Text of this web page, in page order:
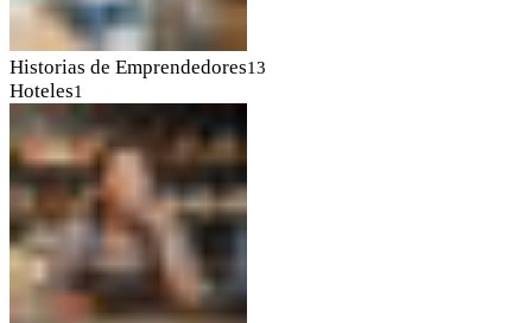
Historias de Emprendedores13
Hoteles1